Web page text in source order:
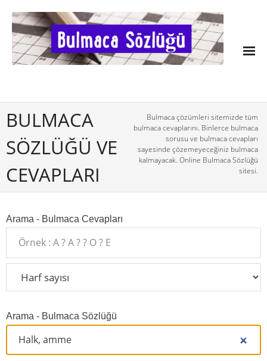
BULMACA
SÖZLÜĞÜ VE
CEVAPLARI
Bulmaca çözümleri sitemizde tüm
bulmaca cevaplarını. Binlerce bulmaca
sorusu ve bulmaca cevapları
sayesinde çözemeyeceğiniz bulmaca
kalmayacak. Online Bulmaca Sözlüğü
sitesi.
Arama - Bulmaca Cevapları
Arama - Bulmaca Sözlüğü